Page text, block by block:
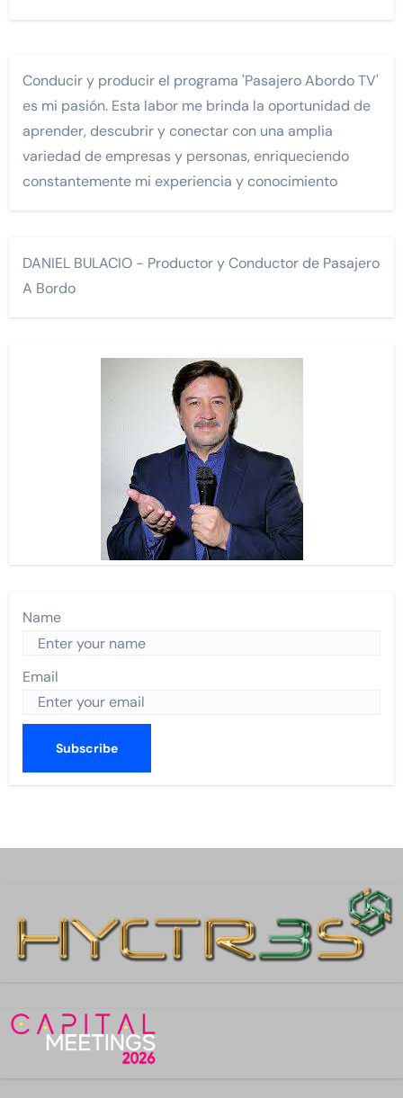
Conducir y producir el programa 'Pasajero Abordo TV'
es mi pasión. Esta labor me brinda la oportunidad de
aprender, descubrir y conectar con una amplia
variedad de empresas y personas, enriqueciendo
constantemente mi experiencia y conocimiento
DANIEL BULACIO - Productor y Conductor de Pasajero
A Bordo
Name
Email